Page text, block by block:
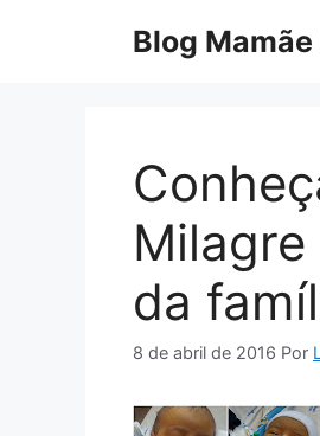
Blog Mamãe
da
8 de abril de 2016 Por